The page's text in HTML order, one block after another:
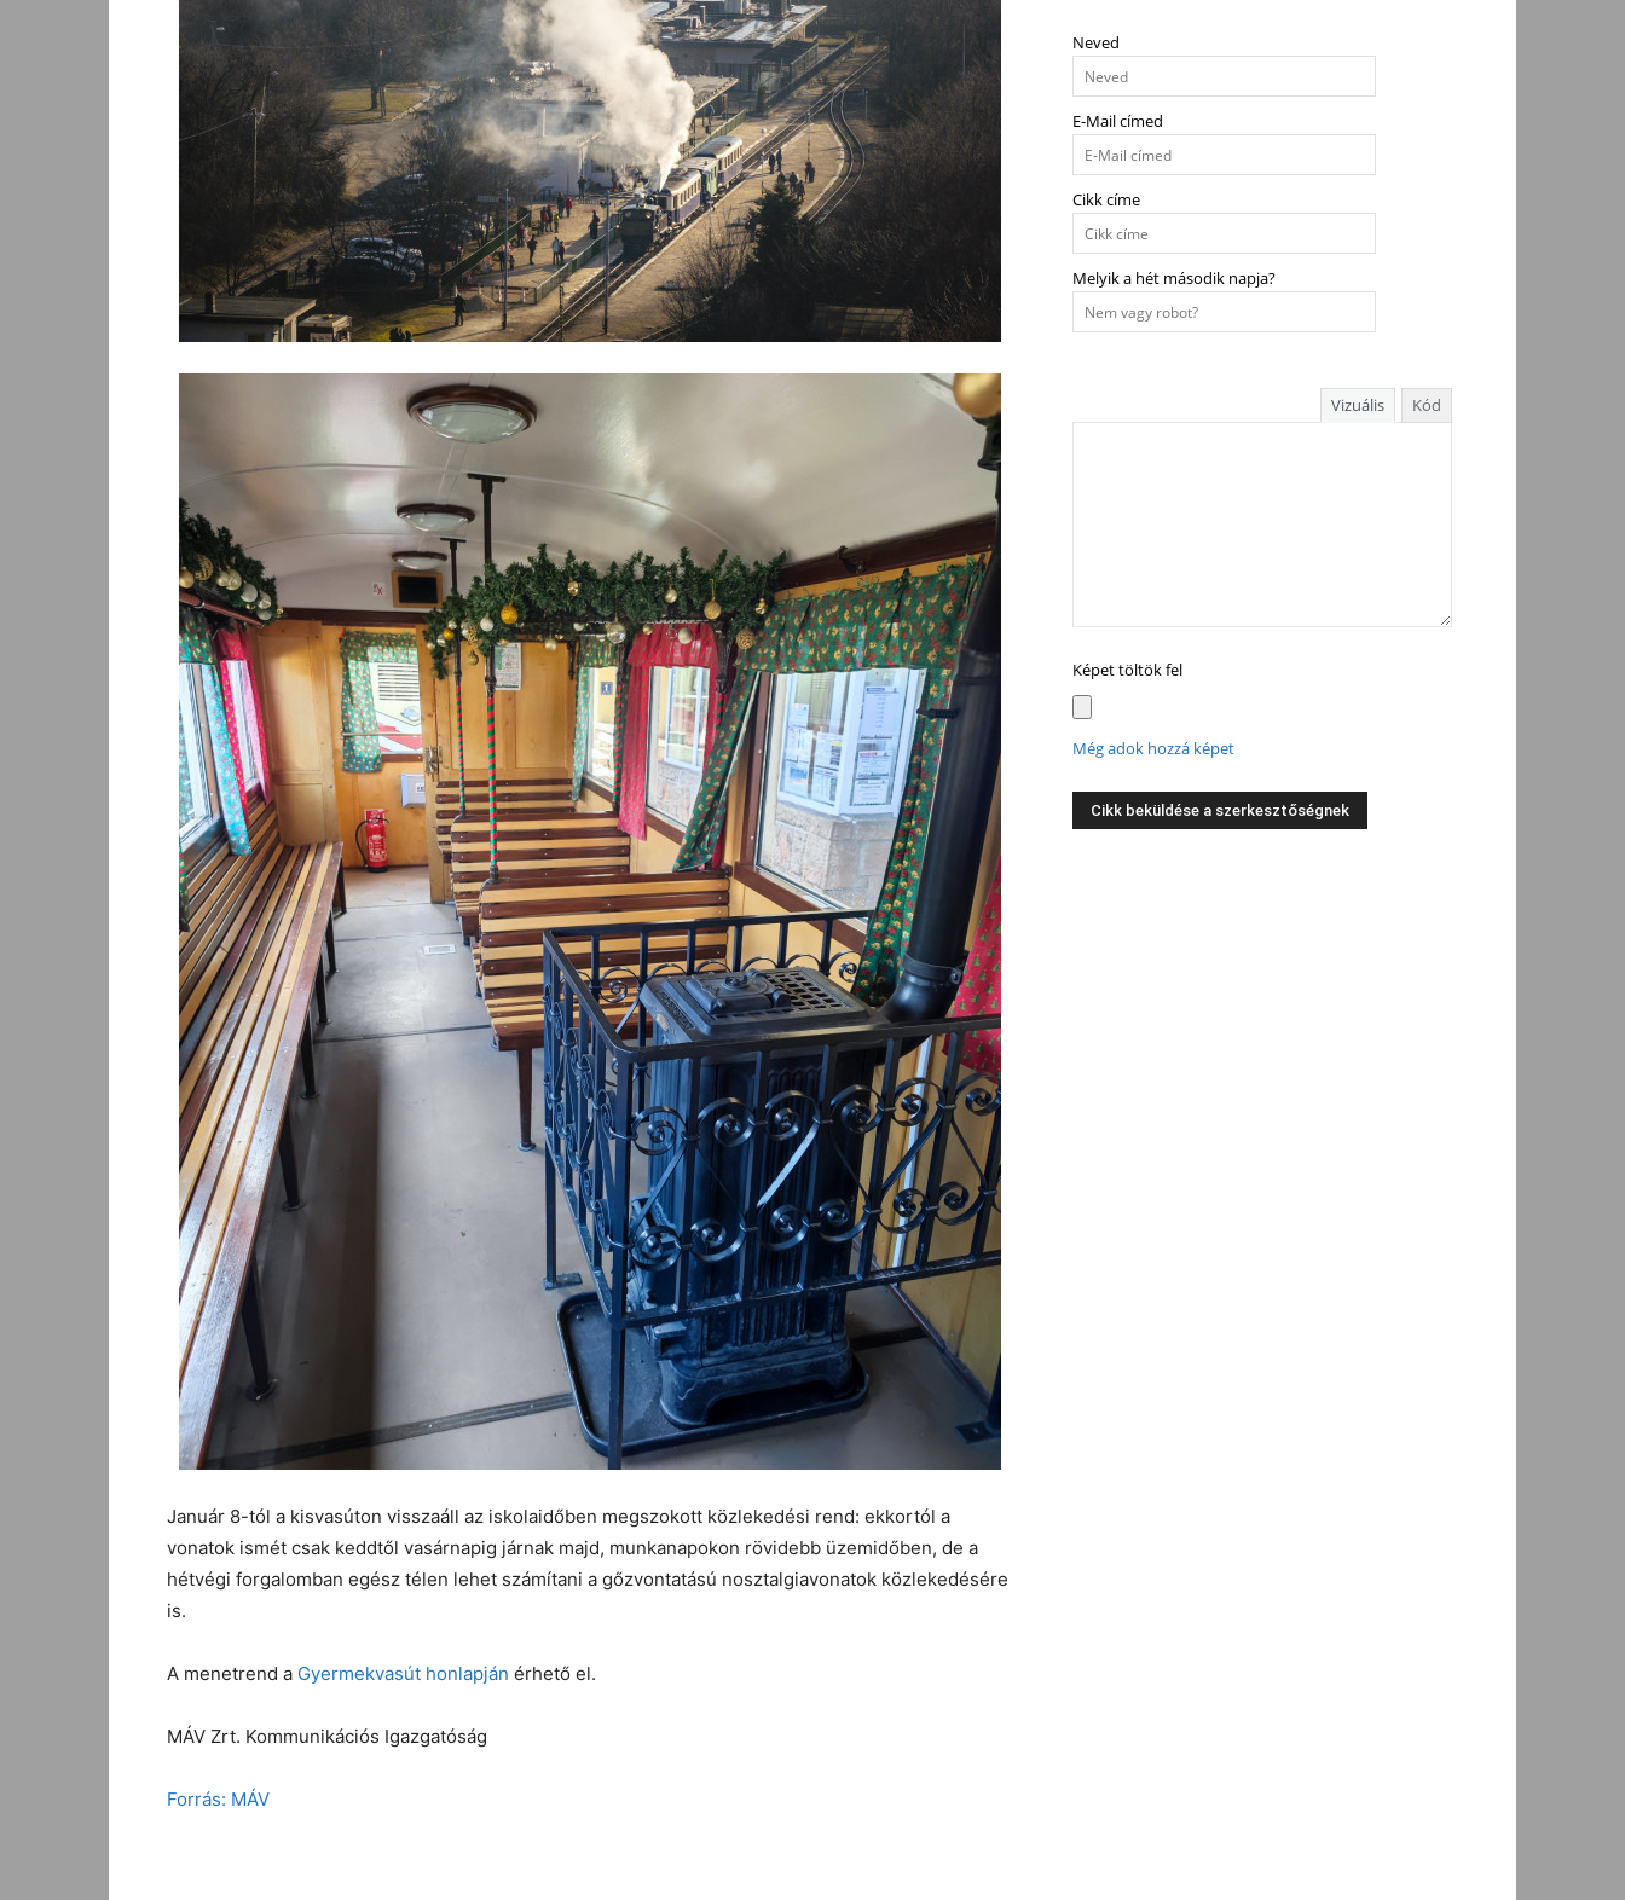
Január 8-tól a kisvasúton visszaáll az iskolaidőben megszokott közlekedési rend: ekkortól a
vonatok ismét csak keddtől vasárnapig járnak majd, munkanapokon rövidebb üzemidőben, de a
hétvégi forgalomban egész télen lehet számítani a gőzvontatású nosztalgiavonatok közlekedésére
is.
A menetrend a Gyermekvasút honlapján érhető el.
MÁV Zrt. Kommunikációs Igazgatóság
Forrás: MÁV
Neved
E-Mail címed
Cikk címe
Melyik a hét második napja?
Vizuális Kód
Képet töltök fel
Még adok hozzá képet